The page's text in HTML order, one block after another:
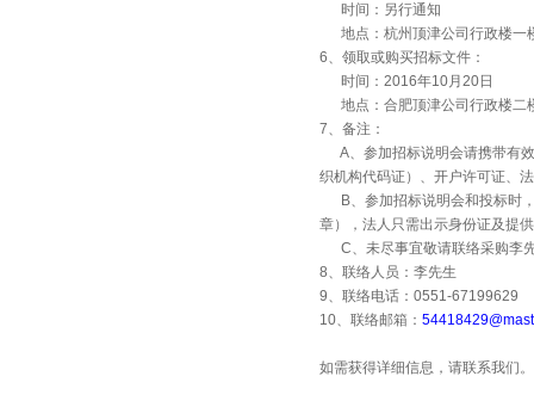
时间：另行通知
地点：杭州顶津公司行政楼一
6、领取或购买招标文件：
时间： 2016年10月 20日
地点：合肥顶津公司行政楼二
7、备注：
A、参加招标说明会请携带有
织机构代码证）、开户许可证、
B、参加招标说明会和投标时
章），法人只需出示身份证及提
C、未尽事宜敬请联络采购李
8、联络人员：李先生
9、联络电话： 0551-67199629
10、联络邮箱：
如需获得详细信息，请联系我们。